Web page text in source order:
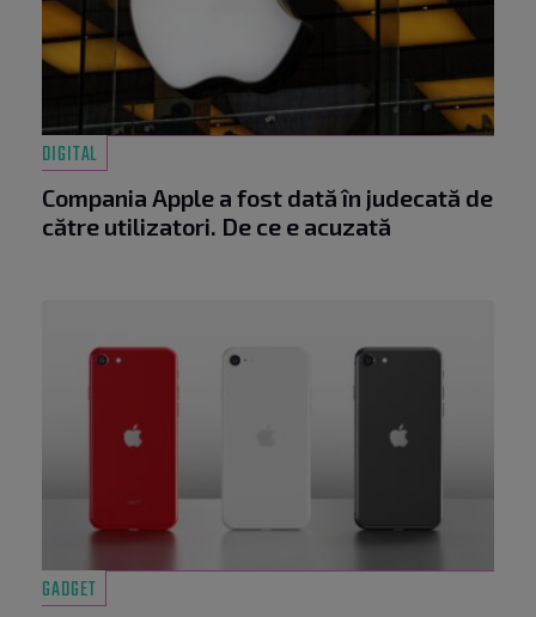
DIGITAL
Compania Apple a fost dată în judecată de
către utilizatori. De ce e acuzată
GADGET